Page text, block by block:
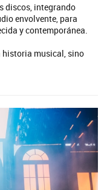
discos, integrando
envolvente, para
y contemporánea.
historia musical, sino